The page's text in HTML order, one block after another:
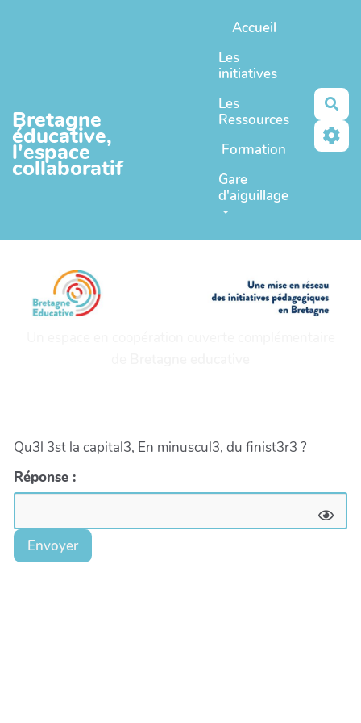
Bretagne
éducative,
l'espace
collaboratif
Accueil
Les
initiatives
Les
Ressources
Formation
Gare
d'aiguillage
Qu3l 3st la capital3, En minuscul3, du finist3r3 ?
Réponse :
Envoyer